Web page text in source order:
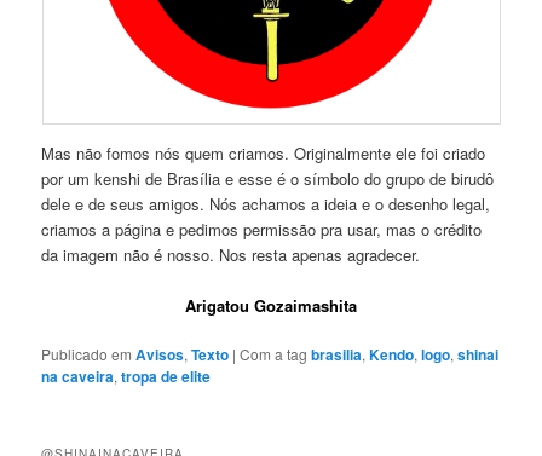
Mas não fomos nós quem criamos. Originalmente ele foi criado
por um kenshi de Brasília e esse é o símbolo do grupo de birudô
dele e de seus amigos. Nós achamos a ideia e o desenho legal,
criamos a página e pedimos permissão pra usar, mas o crédito
da imagem não é nosso. Nos resta apenas agradecer.
Arigatou Gozaimashita
Publicado em Avisos,Texto |Com a tagbrasilia,Kendo,logo,shinai
na caveira,tropa de elite